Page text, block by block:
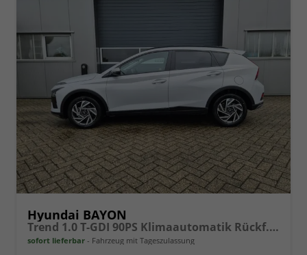
Hyundai BAYON
Trend 1.0 T-GDI 90PS Klimaautomatik Rückf.Kamera Parksensoren Sitzheizung Lenkradheizung Bluetooth Touchscreen Tempomat Apple CarPlay + Android Auto 16"LM
sofort lieferbar Fahrzeug mit Tageszulassung